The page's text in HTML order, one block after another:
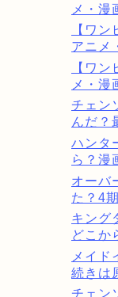
メ・漫
【ワ
アニメ
【ワ
メ・漫
チェン
んだ？
ハンタ
ら？漫
オーバ
た？4
キング
どこか
メイド
続きは
チェン